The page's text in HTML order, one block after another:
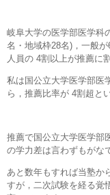
岐阜大学の医学部医学科
名・地域枠28名)，一般
人員の 4割以上が推薦に
私は国公立大学医学部医
ら，推薦比率が 4割超と
推薦で国公立大学医学部
の学力差は言わずもがな
あと数年もすれば当塾か
すが，二次試験を経る覚